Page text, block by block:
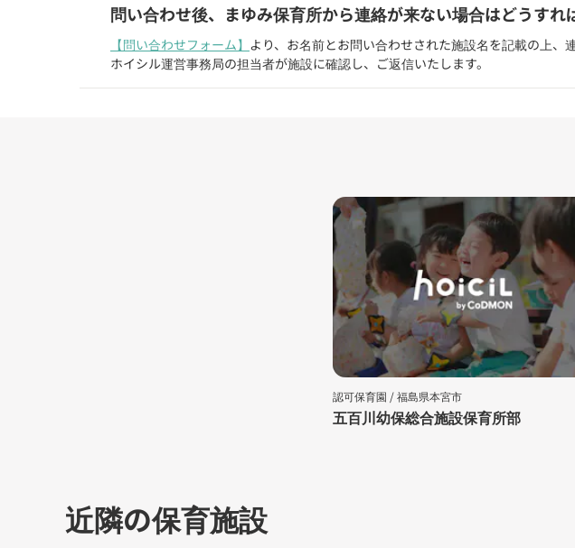
問い合わせ後、まゆみ保育所から連絡が来ない場合はどうすれ
【問い合わせフォーム】 より、お名前とお問い合わせされた施設名を記載の上、
ホイシル運営事務局の担当者が施設に確認し、ご返信いたします。
認可保育園 /福島県本宮市
五百川幼保総合施設保育所部
近隣の保育施設